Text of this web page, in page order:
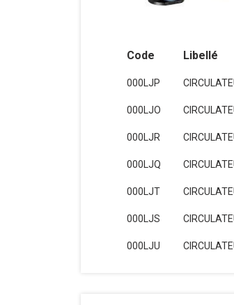
Code Libellé
000LJP
000LJO
000LJR
000LJQ
000LJT
000LJS
000LJU